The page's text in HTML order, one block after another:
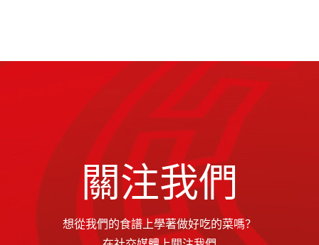
關注我們
想從我們的食譜上學著做好吃的菜嗎？